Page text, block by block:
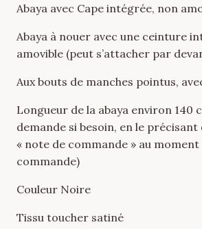
Abaya avec Cape intégrée, non
Abaya à nouer avec une ceinture
amovible (peut s’attacher par
Aux bouts de manches pointus,
Longueur de la abaya environ 140
demande si besoin, en le précisant
« note de commande » au
commande)
Couleur Noire
Tissu toucher satiné